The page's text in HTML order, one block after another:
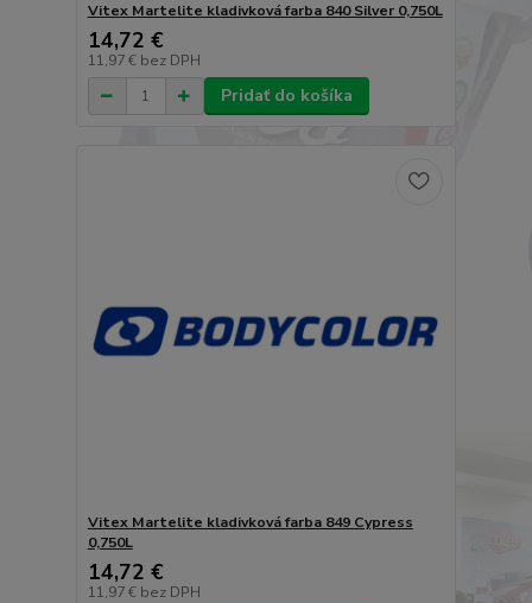
Vitex Martelite kladivková farba 840 Silver 0,750L
14,72 €
11,97 € bez DPH
Pridať do košíka
Vitex Martelite kladivková farba 849 Cypress
0,750L
14,72 €
11,97 € bez DPH